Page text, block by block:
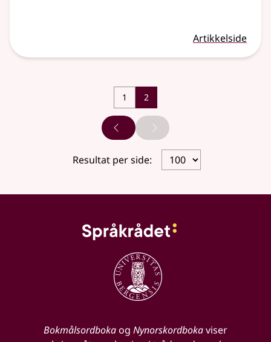
Artikkelside
1 2
Forrige sideNeste side
Resultat per side:
Bokmålsordbokaog Nynorskordbokaviser